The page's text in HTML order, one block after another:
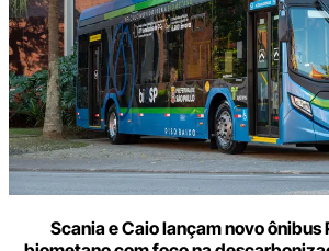
Scania e Caio lançam novo ônibus